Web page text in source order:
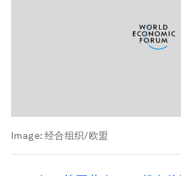
Image: 经合组织/欧盟